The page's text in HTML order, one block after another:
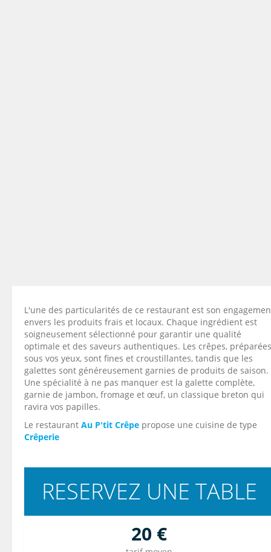
L'une des particularités de ce restaurant est son
envers les produits frais et locaux. Chaque ingrédient est
soigneusement sélectionné pour garantir une qualité
optimale et des saveurs authentiques. Les crêpes, préparées
sous vos yeux, sont fines et croustillantes, tandis que les
galettes sont généreusement garnies de produits de saison.
Une spécialité à ne pas manquer est la galette complète,
garnie de jambon, fromage et œuf, un classique breton qui
ravira vos papilles.
Le restaurant Au P'tit Crêpe propose une cuisine de type
Crêperie
RESERVEZ UNE TABLE
20 €